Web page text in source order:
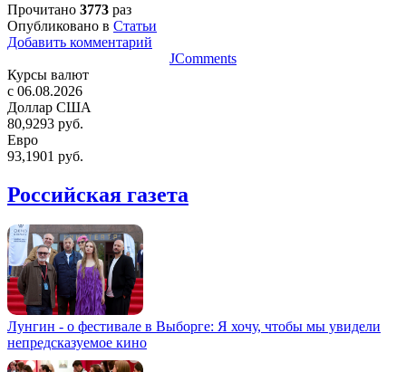
Прочитано 3773 раз
Опубликовано в Статьи
Добавить комментарий
JComments
Курсы валют
c 06.08.2026
Доллар США
80,9293 руб.
Евро
93,1901 руб.
Российская газета
Лунгин - о фестивале в Выборге: Я хочу, чтобы мы увидели
непредсказуемое кино